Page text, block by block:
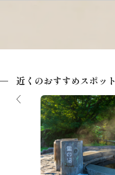
近くのおすすめスポット
蛍の湯（足湯）